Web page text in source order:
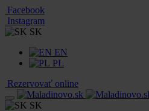
Facebook
Instagram
SK
EN
PL
Rezervovať online
SK